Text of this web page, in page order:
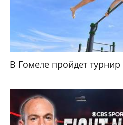
В Гомеле пройдет турнир